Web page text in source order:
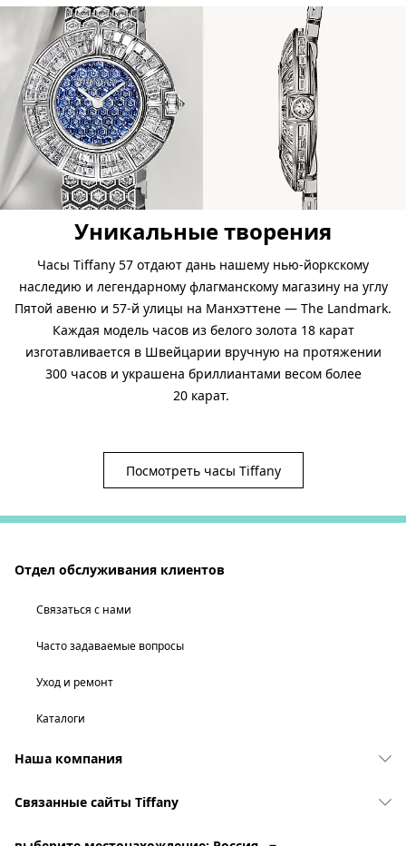
Уникальные творения
Часы Tiffany 57 отдают дань нашему нью-йоркскому
наследию и легендарному флагманскому магазину на углу
Пятой авеню и 57-й улицы на Манхэттене — The Landmark.
Каждая модель часов из белого золота 18 карат
изготавливается в Швейцарии вручную на протяжении
300 часов и украшена бриллиантами весом более
20 карат.
Посмотреть часы Tiffany
Отдел обслуживания клиентов
Связаться с нами
Часто задаваемые вопросы
Уход и ремонт
Каталоги
Наша компания
Связанные сайты Tiffany